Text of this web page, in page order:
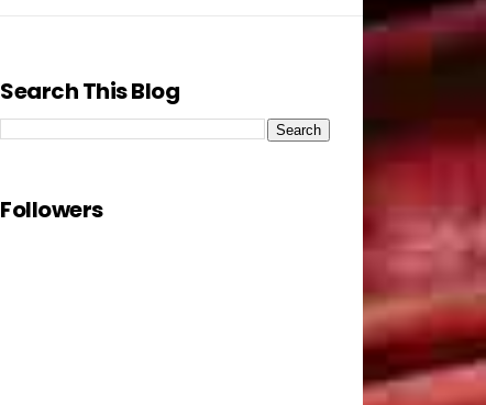
Search This Blog
Followers